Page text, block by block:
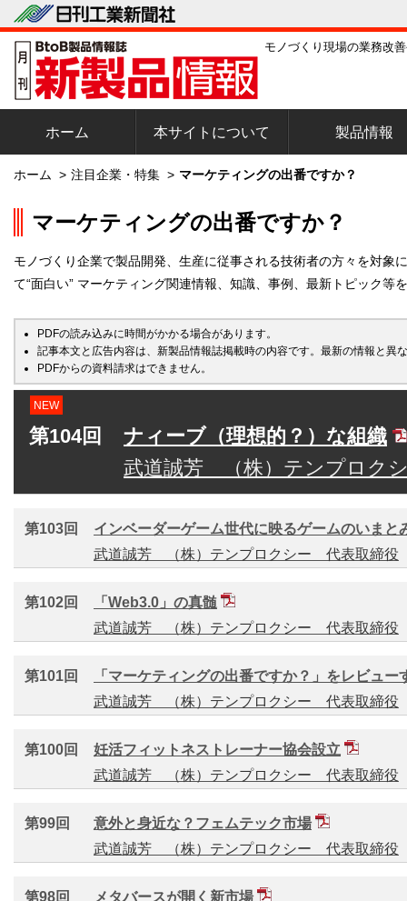
モノづくり現場の業務改
ホーム 本サイトについて 製品情報
ホーム > 注目企業・特集 > マーケティングの出番ですか？
マーケティングの出番ですか？
モノづくり企業で製品開発、生産に従事される技術者の方々を対象
て“面白い” マーケティング関連情報、知識、事例、最新トピック等
PDFの読み込みに時間がかかる場合があります。
記事本文と広告内容は、新製品情報誌掲載時の内容です。最新の情報と異
PDFからの資料請求はできません。
NEW
第104回
ナィーブ（理想的？）な組織
武道誠芳 （株）テンプロク
第103回
インベーダーゲーム世代に映るゲームのいまと
武道誠芳 （株）テンプロクシー 代表取締役
第102回
「Web3.0」の真髄
武道誠芳 （株）テンプロクシー 代表取締役
第101回
「マーケティングの出番ですか？」をレビュー
武道誠芳 （株）テンプロクシー 代表取締役
第100回
妊活フィットネストレーナー協会設立
武道誠芳 （株）テンプロクシー 代表取締役
第99回
意外と身近な？フェムテック市場
武道誠芳 （株）テンプロクシー 代表取締役
第98回
メタバースが開く新市場